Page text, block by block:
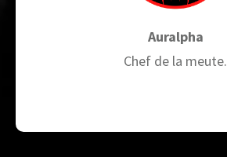
Auralpha
Chef de la meute.